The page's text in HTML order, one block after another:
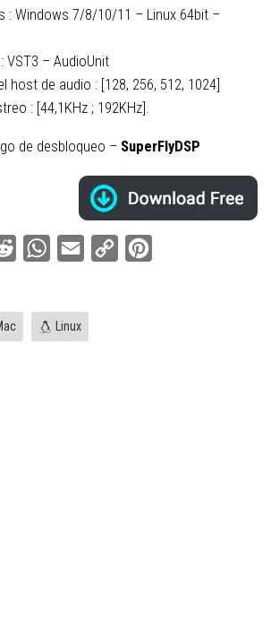
: Windows 7/8/10/11 – Linux 64bit –
VST3 – AudioUnit
host de audio : [128, 256, 512, 1024]
: [44,1KHz ; 192KHz].
de desbloqueo – SuperFlyDSP
Reddit WhatsApp
Email
Copy
Linux